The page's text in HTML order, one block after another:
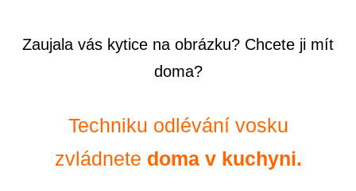
Zaujala vás kytice na obrázku? Chcete ji mít
doma?
Techniku odlévání vosku
zvládnete doma v kuchyni.